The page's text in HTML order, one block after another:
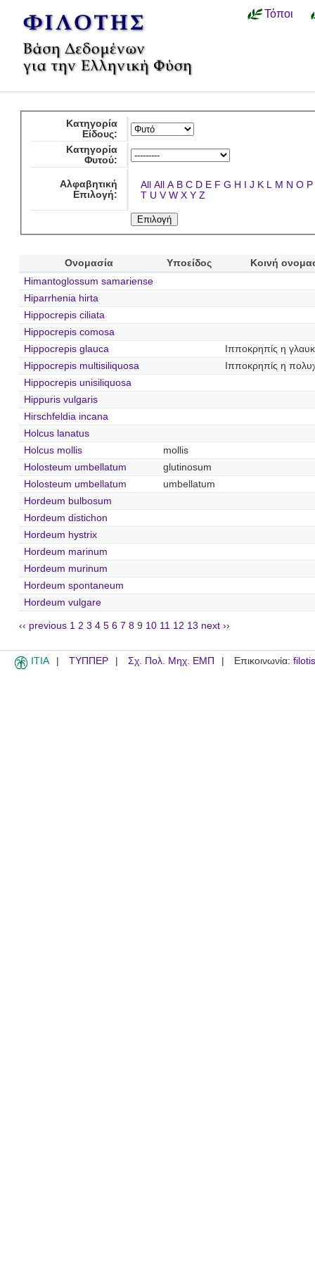
Τόποι
Κατηγορία
Είδους:
Κατηγορία
Φυτού:
Αλφαβητική
Επιλογή:
All All A B C D E F G H I J K L M N O P
T U V W X Y Z
Ονομασία Υποείδος
Κοινή
Himantoglossum samariense
Hiparrhenia hirta
Hippocrepis ciliata
Hippocrepis comosa
Hippocrepis glauca
Ιπποκρηπίς η
Hippocrepis multisiliquosa
Ιπποκρηπίς η
Hippocrepis unisiliquosa
Hippuris vulgaris
Hirschfeldia incana
Holcus lanatus
Holcus mollis
mollis
Holosteum umbellatum
glutinosum
Holosteum umbellatum
umbellatum
Hordeum bulbosum
Hordeum distichon
Hordeum hystrix
Hordeum marinum
Hordeum murinum
Hordeum spontaneum
Hordeum vulgare
‹‹ previous 1 2 3 4 5 6 7 8 9 10 11 12 13 next ››
ITIA ΤΥΠΠΕΡ Σχ. Πολ. Μηχ. ΕΜΠ Επικοινωνία: